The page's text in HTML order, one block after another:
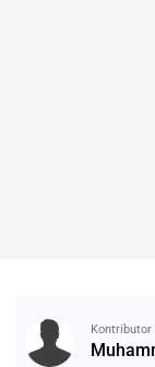
Kontributor